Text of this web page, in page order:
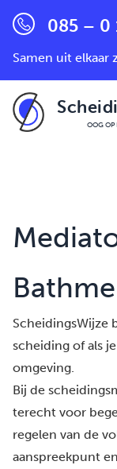
085 – 0
Samen uit elkaar
OOG OP
ScheidingsWijze
scheiding of als
omgeving.
Bij de
terecht voor
regelen van de
aanspreekpunt